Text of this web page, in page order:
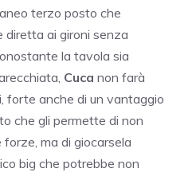
terzo posto che
diretta ai gironi senza
la tavola sia
Cuca non farà
forte anche di un vantaggio
che gli permette di non
ma di giocarsela
big che potrebbe non